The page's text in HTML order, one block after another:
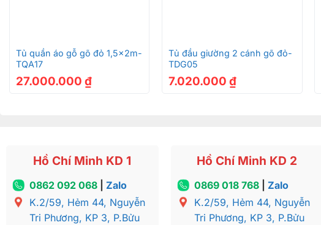
Tủ quần áo gỗ gõ đỏ 1,5x2m-
TQA17
27.000.000 ₫
Tủ đầu giường 2 cánh gõ đỏ-
TDG05
7.020.000₫
Hồ Chí Minh KD 1
0862 092 068| Zalo
K.2/59, Hẻm 44, Nguyễn
Tri Phương, KP 3, P.Bửu
Hồ Chí Minh KD 2
0869 018 768| Zalo
K.2/59, Hẻm 44, Nguyễn
Tri Phương, KP 3, P.Bửu